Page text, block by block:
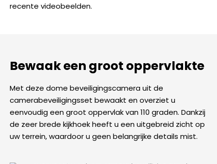
recente videobeelden.
Bewaak een groot oppervlakte
Met deze dome beveiligingscamera uit de
camerabeveiligingsset bewaakt en overziet u
eenvoudig een groot oppervlak van 110 graden. Dankzij
de zeer brede kijkhoek heeft u een uitgebreid zicht op
uw terrein, waardoor u geen belangrijke details mist.